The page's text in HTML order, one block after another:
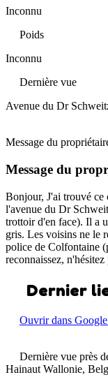
Inconnu
Poids
Inconnu
Dernière vue
Avenue du Dr
Message du
Message du
Bonjour, J'ai trouvé ce
l'avenue du Dr
trottoir d'en face). Il a
gris. Les voisins ne le
police de Colfontaine
reconnaissez, n'hésitez
Dernier
Ouvrir dans
Dernière vue près
Hainaut Wallonie,